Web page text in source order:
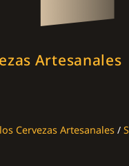
Artesanales
Cervezas Artesanales /